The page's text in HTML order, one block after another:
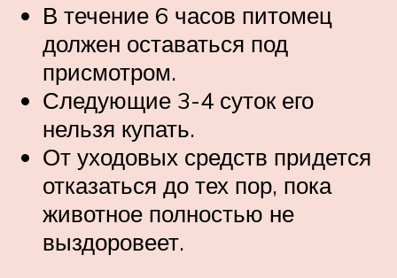
В течение 6 часов питомец
должен оставаться под
присмотром.
Следующие 3-4 суток его
нельзя купать.
От уходовых средств придется
отказаться до тех пор, пока
животное полностью не
выздоровеет.